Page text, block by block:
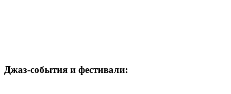
Джаз-события и фестивали: